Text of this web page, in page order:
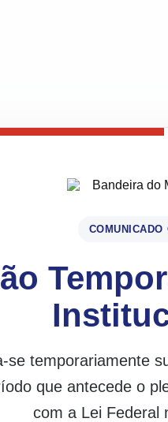
COMUNICADO
se temporariamente
que antecede o
com a Lei Federal